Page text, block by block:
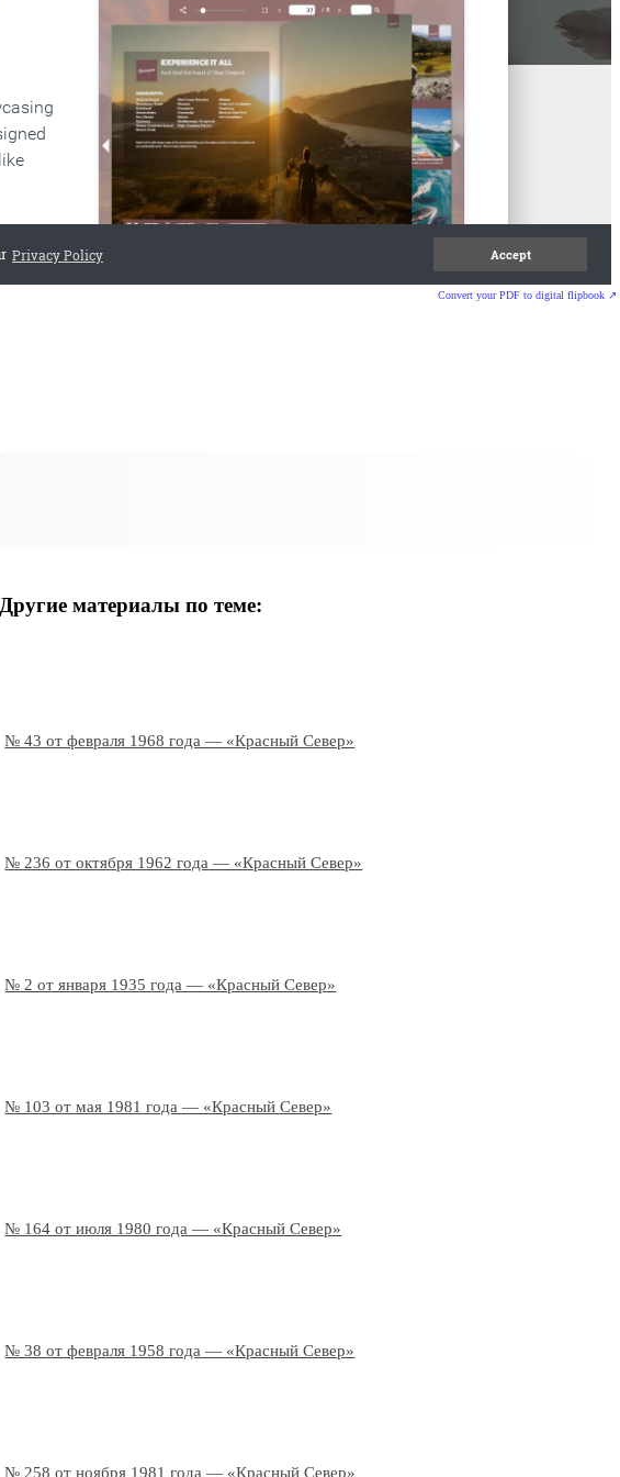
Convert your PDF to digital flipbook ↗
Другие материалы по теме:
№ 43 от февраля 1968 года — «Красный Север»
№ 236 от октября 1962 года — «Красный Север»
№ 2 от января 1935 года — «Красный Север»
№ 103 от мая 1981 года — «Красный Север»
№ 164 от июля 1980 года — «Красный Север»
№ 38 от февраля 1958 года — «Красный Север»
№ 258 от ноября 1981 года — «Красный Север»